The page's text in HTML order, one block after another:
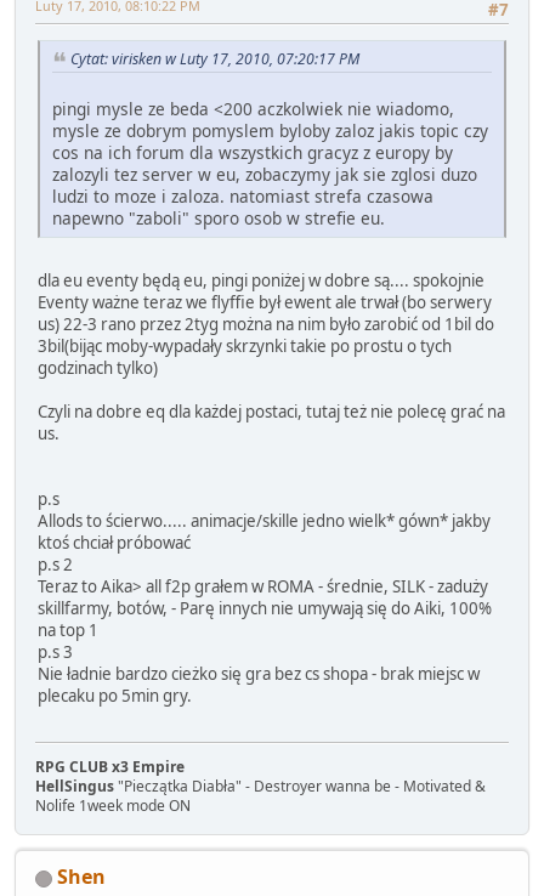
#7
Luty 17, 2010, 08:10:22 PM
Cytat: virisken w Luty 17, 2010, 07:20:17 PM
pingi mysle ze beda <200 aczkolwiek nie wiadomo,
mysle ze dobrym pomyslem byloby zaloz jakis topic czy
cos na ich forum dla wszystkich gracyz z europy by
zalozyli tez server w eu, zobaczymy jak sie zglosi duzo
ludzi to moze i zaloza. natomiast strefa czasowa
napewno "zaboli" sporo osob w strefie eu.
dla eu eventy będą eu, pingi poniżej w dobre są.... spokojnie
Eventy ważne teraz we flyffie był ewent ale trwał (bo serwery
us) 22-3 rano przez 2tyg można na nim było zarobić od 1bil do
3bil(bijąc moby-wypadały skrzynki takie po prostu o tych
godzinach tylko)
Czyli na dobre eq dla każdej postaci, tutaj też nie polecę grać na
us.
p.s
Allods to ścierwo..... animacje/skille jedno wielk* gówn* jakby
ktoś chciał próbować
p.s 2
Teraz to Aika> all f2p grałem w ROMA - średnie, SILK - zaduży
skillfarmy, botów, - Parę innych nie umywają się do Aiki, 100%
na top 1
p.s 3
Nie ładnie bardzo cieżko się gra bez cs shopa - brak miejsc w
plecaku po 5min gry.
RPG CLUB x3 Empire
HellSingus"Pieczątka Diabła" - Destroyer wanna be - Motivated &
Nolife 1week mode ON
Shen